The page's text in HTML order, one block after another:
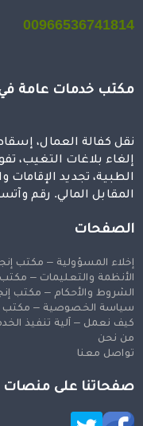
00966536741814
مكتب خدمات عامة في
نقل كفالة العمال، إسقاط
إلغاء بلاغات التغيب،
الطبية، تجديد
المقابل المالي. رقم وآتساب:
الصفحات
إخلاء المسؤولية – مكتب
الأنظمة والتعليمات –
الشروط والأحكام – مكتب
سياسة الخصوصية – مكتب
كيف نعمل – آلية تنفيذ
من نحن
تواصل معنا
صفحاتنا على منصات